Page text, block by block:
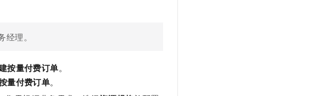
理。
按量付费订单。
量付费订单。